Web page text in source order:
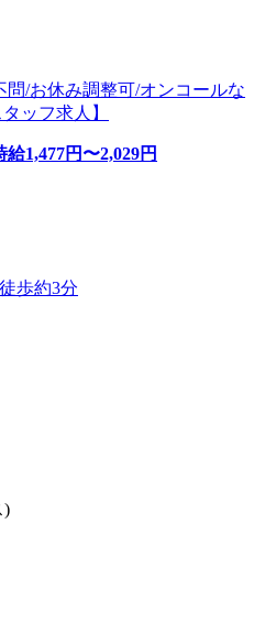
/お休み調整可/オンコールな
ッフ求人】
給1,477円〜2,029円
歩約3分
)